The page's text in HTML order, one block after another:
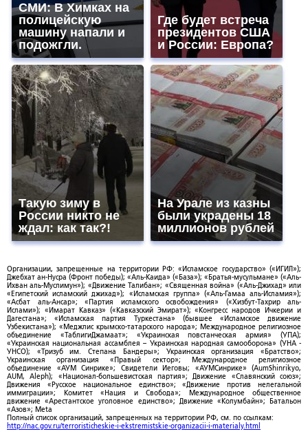
СМИ: В Химках на
полицейскую
машину напали и
подожгли.
Где будет встреча
президентов США
и России: Европа?
Такую зиму в
России никто не
ждал: как так?!
На Урале из казны
были украдены 18
миллионов рублей
Организации, запрещенные на территории РФ: «Исламское государство» («ИГИЛ»);
Джебхат ан-Нусра (Фронт победы); «Аль-Каида» («База»); «Братья-мусульмане» («Аль-
Ихван аль-Муслимун»); «Движение Талибан»; «Священная война» («Аль-Джихад» или
«Египетский исламский джихад»); «Исламская группа» («Аль-Гамаа аль-Исламия»);
«Асбат аль-Ансар»; «Партия исламского освобождения» («Хизбут-Тахрир аль-
Ислами»); «Имарат Кавказ» («Кавказский Эмират»); «Конгресс народов Ичкерии и
Дагестана»; «Исламская партия Туркестана» (бывшее «Исламское движение
Узбекистана»); «Меджлис крымско-татарского народа»; Международное религиозное
объединение «ТаблигиДжамаат»; «Украинская повстанческая армия» (УПА);
«Украинская национальная ассамблея – Украинская народная самооборона» (УНА -
УНСО); «Тризуб им. Степана Бандеры»; Украинская организация «Братство»;
Украинская организация «Правый сектор»; Международное религиозное
объединение «АУМ Синрике»; Свидетели Иеговы; «АУМСинрике» (AumShinrikyo,
AUM, Aleph); «Национал-большевистская партия»; Движение «Славянский союз»;
Движения «Русское национальное единство»; «Движение против нелегальной
иммиграции»; Комитет «Нация и Свобода»; Международное общественное
движение «Арестантское уголовное единство»; Движение «Колумбайн»; Батальон
«Азов»; Meta
Полный список организаций, запрещенных на территории РФ, см. по ссылкам:
http://nac.gov.ru/terroristicheskie-i-ekstremistskie-organizacii-i-materialy.html